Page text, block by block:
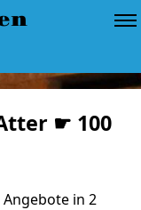
☛ 100
in 2